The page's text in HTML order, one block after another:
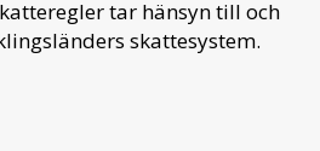
tar hänsyn till och
skattesystem.